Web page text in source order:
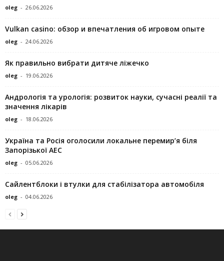
oleg - 26.06.2026
Vulkan casino: обзор и впечатления об игровом опыте
oleg - 24.06.2026
Як правильно вибрати дитяче ліжечко
oleg - 19.06.2026
Андрологія та урологія: розвиток науки, сучасні реалії та
значення лікарів
oleg - 18.06.2026
Україна та Росія оголосили локальне перемир’я біля
Запорізької АЕС
oleg - 05.06.2026
Сайлентблоки і втулки для стабілізатора автомобіля
oleg - 04.06.2026